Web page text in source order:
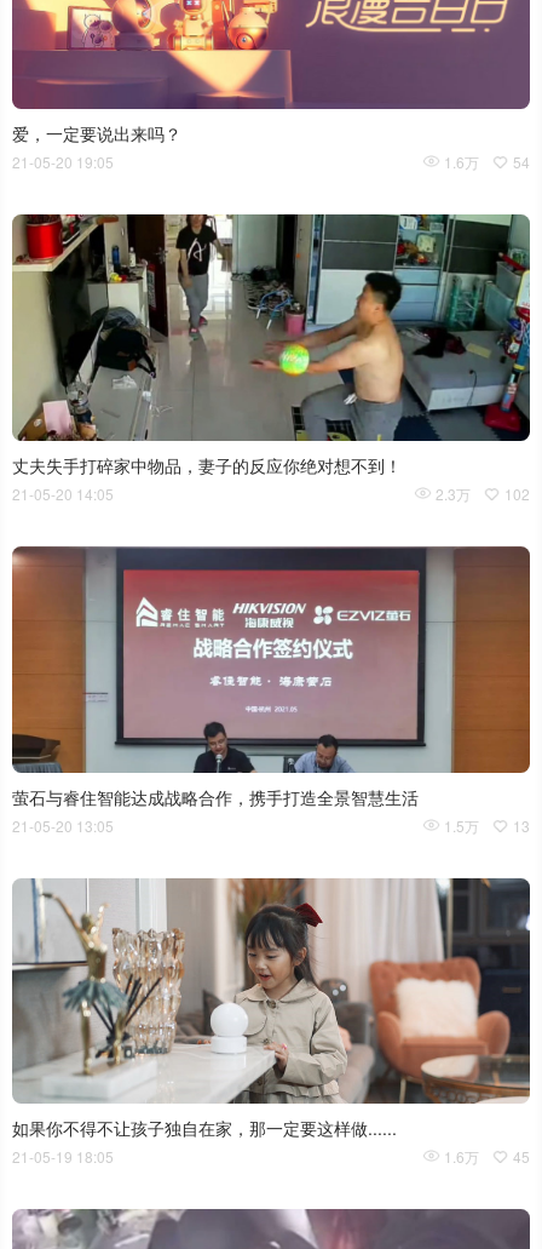
爱，一定要说出来吗？
1.6万 54
21-05-20 19:05
丈夫失手打碎家中物品，妻子的反应你绝对想不到！
2.3万 102
21-05-20 14:05
萤石与睿住智能达成战略合作，携手打造全景智慧生活
1.5万 13
21-05-20 13:05
如果你不得不让孩子独自在家，那一定要这样做......
1.6万 45
21-05-19 18:05